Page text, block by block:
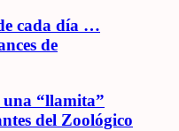
cada día …
de
“llamita”
del Zoológico